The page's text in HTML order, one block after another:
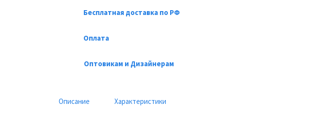
Бесплатная доставка по РФ
Оплата
Оптовикам и Дизайнерам
Описание Характеристики